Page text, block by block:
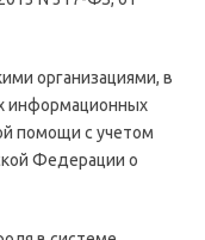
организациями, в
информационных
помощи с учетом
Федерации о